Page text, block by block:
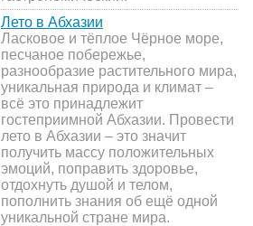
Лето в Абхазии
Ласковое и тёплое Чёрное море,
песчаное побережье,
разнообразие растительного мира,
уникальная природа и климат –
всё это принадлежит
гостеприимной Абхазии. Провести
лето в Абхазии – это значит
получить массу положительных
эмоций, поправить здоровье,
отдохнуть душой и телом,
пополнить знания об ещё одной
уникальной стране мира.